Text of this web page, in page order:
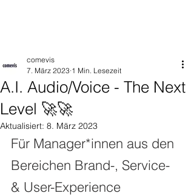
A.I. Audio/Voice - The Next
Level 🚀🚀
comevis
7. März 2023 1 Min. Lesezeit
Aktualisiert: 8. März 2023
Für Manager*innen aus den
Bereichen Brand-, Service-
& User-Experience